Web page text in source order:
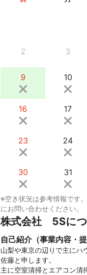
2 3
9 10
16 17
23 24
30 31
※空き状況は参考情報です
にお問い合わせください。
株式会社　5Sに
自己紹介（事業内容・
山梨や東京の辺りで主にハ
佐藤と申します。
主に空室清掃とエアコン清